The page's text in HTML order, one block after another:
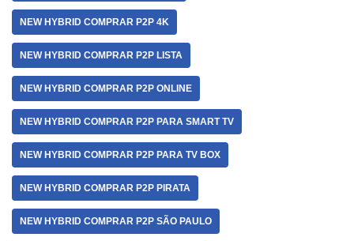
NEW HYBRID COMPRAR P2P 4K
NEW HYBRID COMPRAR P2P LISTA
NEW HYBRID COMPRAR P2P ONLINE
NEW HYBRID COMPRAR P2P PARA SMART TV
NEW HYBRID COMPRAR P2P PARA TV BOX
NEW HYBRID COMPRAR P2P PIRATA
NEW HYBRID COMPRAR P2P SÃO PAULO